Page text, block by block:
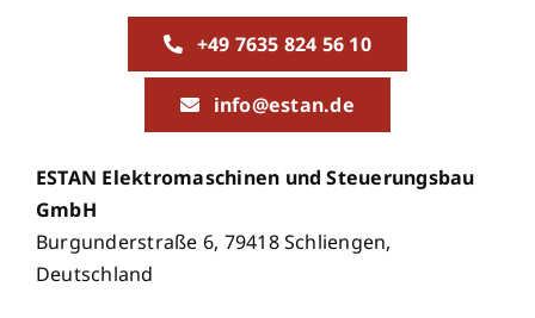
+49 7635 824 56 10
info@estan.de
ESTAN Elektromaschinen und Steuerungsbau
GmbH
Burgunderstraße 6, 79418 Schliengen,
Deutschland